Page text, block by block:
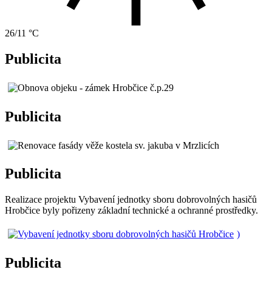
26/11 °C
Publicita
Publicita
Publicita
Realizace projektu Vybavení jednotky sboru dobrovolných hasičů
Hrobčice byly pořizeny základní technické a ochranné prostředky.
)
Publicita